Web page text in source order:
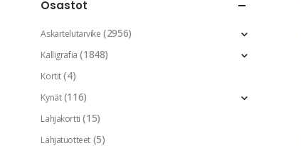
Osastot
Askartelutarvike (2956)
Kalligrafia (1848)
Kortit (4)
Kynät (116)
Lahjakortti (15)
Lahjatuotteet (5)